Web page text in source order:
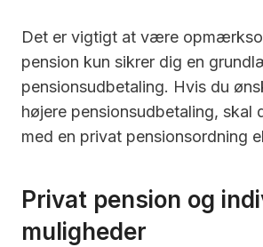
Det er vigtigt at være
pension kun sikrer dig en
pensionsudbetaling. Hvis du
højere pensionsudbetaling, skal
med en privat pensionsordning
Privat pension og
muligheder